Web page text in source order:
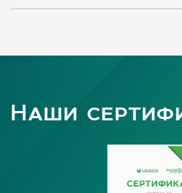
Наши